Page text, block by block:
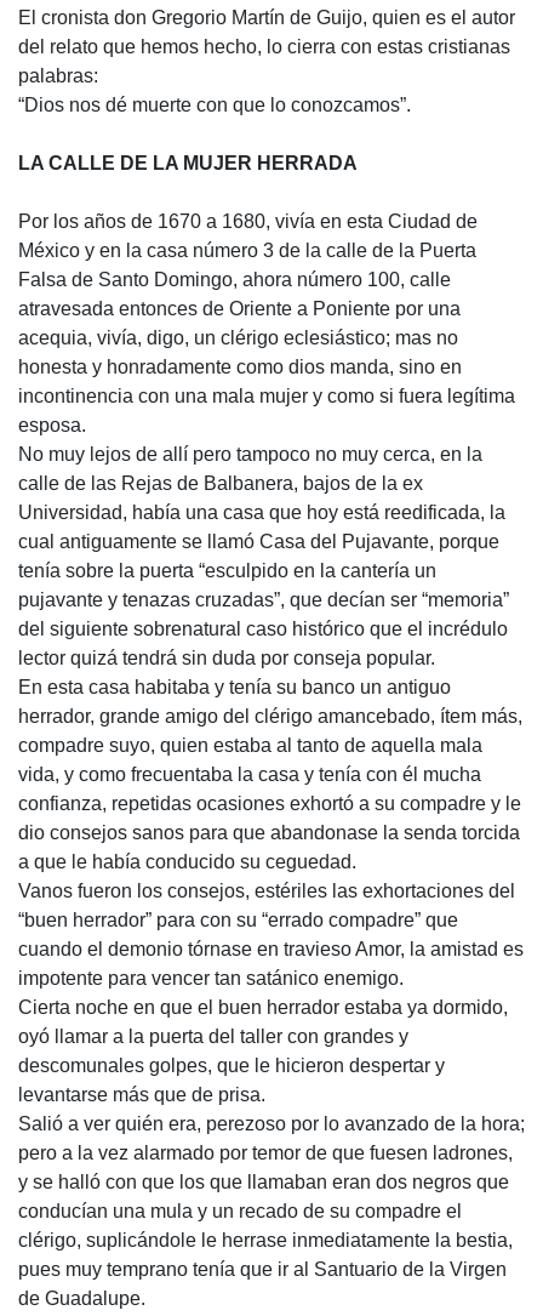
El cronista don Gregorio Martín de Guijo, quien es el autor
del relato que hemos hecho, lo cierra con estas cristianas
palabras:
“Dios nos dé muerte con que lo conozcamos”.
LA CALLE DE LA MUJER HERRADA
Por los años de 1670 a 1680, vivía en esta Ciudad de
México y en la casa número 3 de la calle de la Puerta
Falsa de Santo Domingo, ahora número 100, calle
atravesada entonces de Oriente a Poniente por una
acequia, vivía, digo, un clérigo eclesiástico; mas no
honesta y honradamente como dios manda, sino en
incontinencia con una mala mujer y como si fuera legítima
esposa.
No muy lejos de allí pero tampoco no muy cerca, en la
calle de las Rejas de Balbanera, bajos de la ex
Universidad, había una casa que hoy está reedificada, la
cual antiguamente se llamó Casa del Pujavante, porque
tenía sobre la puerta “esculpido en la cantería un
pujavante y tenazas cruzadas”, que decían ser “memoria”
del siguiente sobrenatural caso histórico que el incrédulo
lector quizá tendrá sin duda por conseja popular.
En esta casa habitaba y tenía su banco un antiguo
herrador, grande amigo del clérigo amancebado, ítem más,
compadre suyo, quien estaba al tanto de aquella mala
vida, y como frecuentaba la casa y tenía con él mucha
confianza, repetidas ocasiones exhortó a su compadre y le
dio consejos sanos para que abandonase la senda torcida
a que le había conducido su ceguedad.
Vanos fueron los consejos, estériles las exhortaciones del
“buen herrador” para con su “errado compadre” que
cuando el demonio tórnase en travieso Amor, la amistad es
impotente para vencer tan satánico enemigo.
Cierta noche en que el buen herrador estaba ya dormido,
oyó llamar a la puerta del taller con grandes y
descomunales golpes, que le hicieron despertar y
levantarse más que de prisa.
Salió a ver quién era, perezoso por lo avanzado de la hora;
pero a la vez alarmado por temor de que fuesen ladrones,
y se halló con que los que llamaban eran dos negros que
conducían una mula y un recado de su compadre el
clérigo, suplicándole le herrase inmediatamente la bestia,
pues muy temprano tenía que ir al Santuario de la Virgen
de Guadalupe.